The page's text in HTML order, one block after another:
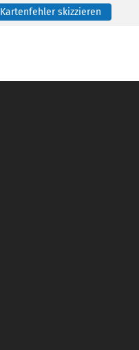
Kartenfehler skizzieren